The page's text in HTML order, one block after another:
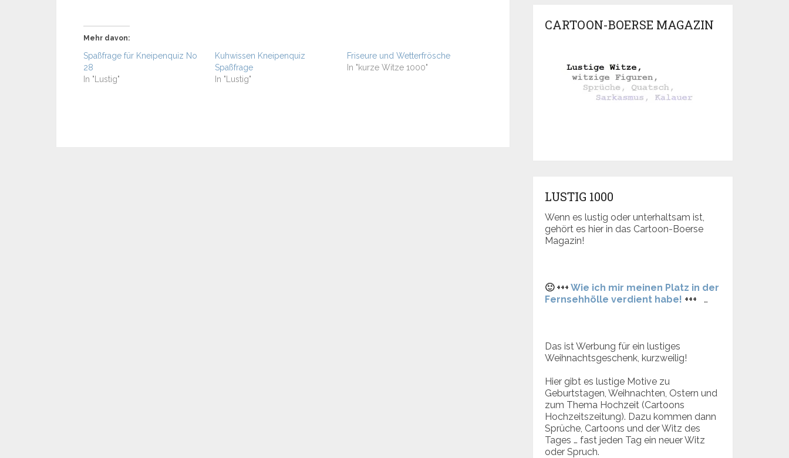
Mehr davon:
Spaßfrage für Kneipenquiz No
28
In "Lustig"
Kuhwissen Kneipenquiz
Spaßfrage
In "Lustig"
Friseure und Wetterfrösche
In "kurze Witze 1000"
CARTOON-BOERSE MAGAZIN
LUSTIG 1000
Wenn es lustig oder unterhaltsam ist,
gehört es hier in das Cartoon-Boerse
Magazin!
🙂 +++Wie ich mir meinen Platz in der
Fernsehhölle verdient habe! +++ …
Das ist Werbung für ein lustiges
Weihnachtsgeschenk, kurzweilig!
Hier gibt es lustige Motive zu
Geburtstagen, Weihnachten, Ostern und
zum Thema Hochzeit (Cartoons
Hochzeitszeitung). Dazu kommen dann
Sprüche, Cartoons und der Witz des
Tages … fast jeden Tag ein neuer Witz
oder Spruch.